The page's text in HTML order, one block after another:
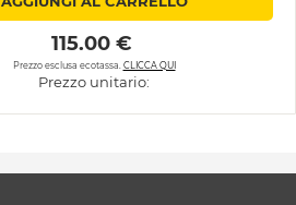
115.00 €
Prezzo esclusa ecotassa. CLICCA QUI
Prezzo unitario: